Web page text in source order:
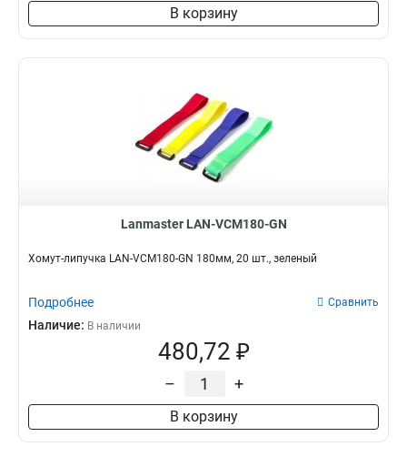
В корзину
Lanmaster LAN-VCM180-GN
Хомут-липучка LAN-VCM180-GN 180мм, 20 шт., зеленый
Подробнее Сравнить
Наличие: В наличии
480,72 ₽
– +
В корзину